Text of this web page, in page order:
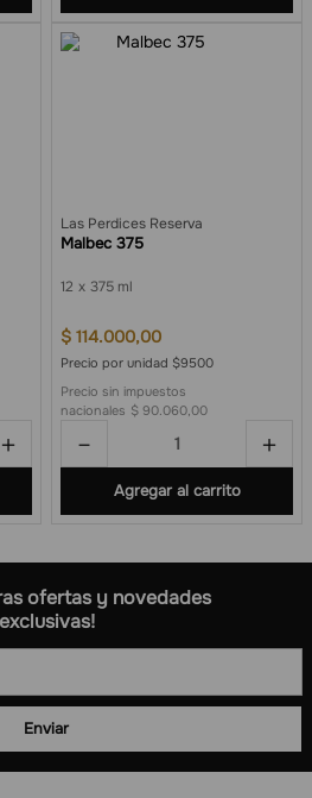
＋
Las Perdices Reserva
Malbec 375
12 375 ml
$ 114.000,00
Precio por unidad $9500
Precio sin impuestos
nacionales $ 90.060,00
＋
－
Agregar al carrito
ofertas y novedades
exclusivas!